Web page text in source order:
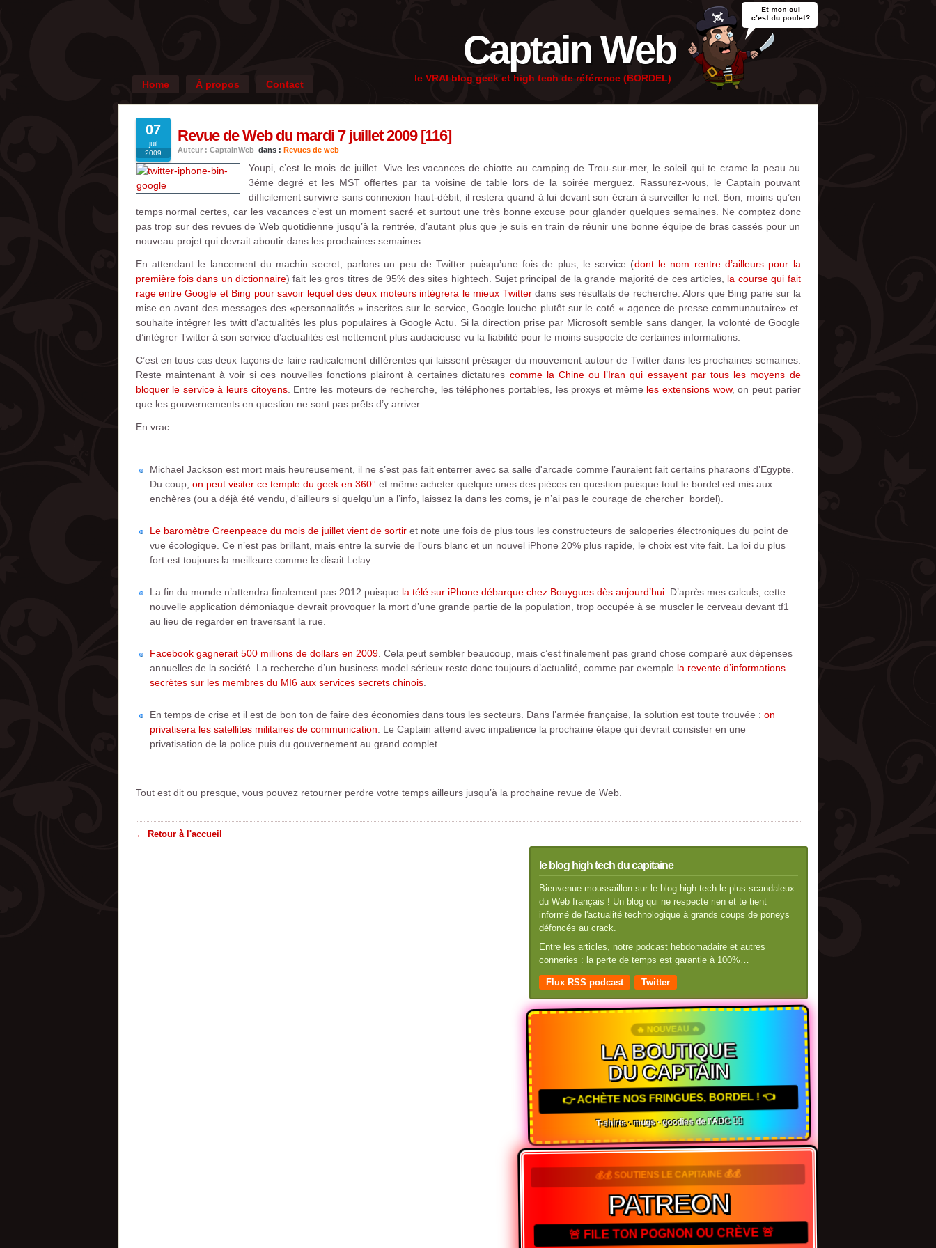
Captain Web
le VRAI blog geek et high tech de référence (BORDEL)
Home À propos Contact
07
juil
2009
Revue de Web du mardi 7 juillet 2009 [116]
Auteur : CaptainWeb dans : Revues de web
Youpi, c’est le mois de juillet. Vive les vacances de chiotte au camping de Trou-sur-mer, le soleil qui te crame la peau au
3éme degré et les MST offertes par ta voisine de table lors de la soirée merguez. Rassurez-vous, le Captain pouvant
difficilement survivre sans connexion haut-débit, il restera quand à lui devant son écran à surveiller le net. Bon, moins qu’en
temps normal certes, car les vacances c’est un moment sacré et surtout une très bonne excuse pour glander quelques semaines. Ne comptez donc
pas trop sur des revues de Web quotidienne jusqu’à la rentrée, d’autant plus que je suis en train de réunir une bonne équipe de bras cassés pour un
nouveau projet qui devrait aboutir dans les prochaines semaines.
En attendant le lancement du machin secret, parlons un peu de Twitter puisqu’une fois de plus, le service (dont le nom rentre d’ailleurs pour la
première fois dans un dictionnaire) fait les gros titres de 95% des sites hightech. Sujet principal de la grande majorité de ces articles, la course qui fait
rage entre Google et Bing pour savoir lequel des deux moteurs intégrera le mieux Twitterdans ses résultats de recherche. Alors que Bing parie sur la
mise en avant des messages des «personnalités » inscrites sur le service, Google louche plutôt sur le coté « agence de presse communautaire» et
souhaite intégrer les twitt d’actualités les plus populaires à Google Actu. Si la direction prise par Microsoft semble sans danger, la volonté de Google
d’intégrer Twitter à son service d’actualités est nettement plus audacieuse vu la fiabilité pour le moins suspecte de certaines informations.
C’est en tous cas deux façons de faire radicalement différentes qui laissent présager du mouvement autour de Twitter dans les prochaines semaines.
Reste maintenant à voir si ces nouvelles fonctions plairont à certaines dictatures comme la Chine ou l’Iran qui essayent par tous les moyens de
bloquer le service à leurs citoyens. Entre les moteurs de recherche, les téléphones portables, les proxys et même les extensions wow, on peut parier
que les gouvernements en question ne sont pas prêts d’y arriver.
En vrac :
Michael Jackson est mort mais heureusement, il ne s’est pas fait enterrer avec sa salle d'arcade comme l’auraient fait certains pharaons d’Egypte.
Du coup, on peut visiter ce temple du geek en 360° et même acheter quelque unes des pièces en question puisque tout le bordel est mis aux
enchères (ou a déjà été vendu, d’ailleurs si quelqu’un a l’info, laissez la dans les coms, je n’ai pas le courage de chercher bordel).
Le baromètre Greenpeace du mois de juillet vient de sortiret note une fois de plus tous les constructeurs de saloperies électroniques du point de
vue écologique. Ce n’est pas brillant, mais entre la survie de l’ours blanc et un nouvel iPhone 20% plus rapide, le choix est vite fait. La loi du plus
fort est toujours la meilleure comme le disait Lelay.
La fin du monde n’attendra finalement pas 2012 puisque la télé sur iPhone débarque chez Bouygues dès aujourd’hui. D’après mes calculs, cette
nouvelle application démoniaque devrait provoquer la mort d’une grande partie de la population, trop occupée à se muscler le cerveau devant tf1
au lieu de regarder en traversant la rue.
Facebook gagnerait 500 millions de dollars en 2009. Cela peut sembler beaucoup, mais c’est finalement pas grand chose comparé aux dépenses
annuelles de la société. La recherche d’un business model sérieux reste donc toujours d’actualité, comme par exemple la revente d’informations
secrètes sur les membres du MI6 aux services secrets chinois.
En temps de crise et il est de bon ton de faire des économies dans tous les secteurs. Dans l’armée française, la solution est toute trouvée : on
privatisera les satellites militaires de communication . Le Captain attend avec impatience la prochaine étape qui devrait consister en une
privatisation de la police puis du gouvernement au grand complet.
Tout est dit ou presque, vous pouvez retourner perdre votre temps ailleurs jusqu’à la prochaine revue de Web.
← Retour à l'accueil
le blog high tech du capitaine
Bienvenue moussaillon sur le blog high tech le plus scandaleux
du Web français ! Un blog qui ne respecte rien et te tient
informé de l'actualité technologique à grands coups de poneys
défoncés au crack.
Entre les articles, notre podcast hebdomadaire et autres
conneries : la perte de temps est garantie à 100%…
Flux RSS podcast Twitter
🔥 NOUVEAU 🔥
LA BOUTIQUE
DU CAPTAIN
👉 ACHÈTE NOS FRINGUES, BORDEL ! 👈
T-shirts · mugs · goodies de l'ADC 🏴‍☠️
💰💰 SOUTIENS LE CAPITAINE 💰💰
PATREON
🚨 FILE TON POGNON OU CRÈVE 🚨